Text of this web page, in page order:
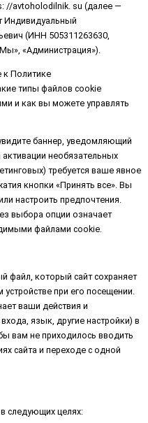
//avtoholodilnik. su (далее —
Индивидуальный
(ИНН 505311263630,
«Администрация»).
к Политике
типы файлов cookie
и как вы можете управлять
баннер, уведомляющий
необязательных
требуется ваше явное
кнопки «Принять все». Вы
настроить предпочтения.
выбора опции означает
файлами cookie.
файл, который сайт сохраняет
при его посещении.
ваши действия и
язык, другие настройки) в
вам не приходилось вводить
сайта и переходе с одной
следующих целях: